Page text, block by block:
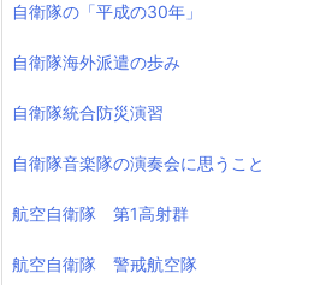
自衛隊の「平成の30年」
自衛隊海外派遣の歩み
自衛隊統合防災演習
自衛隊音楽隊の演奏会に思うこと
航空自衛隊 第1高射群
航空自衛隊 警戒航空隊